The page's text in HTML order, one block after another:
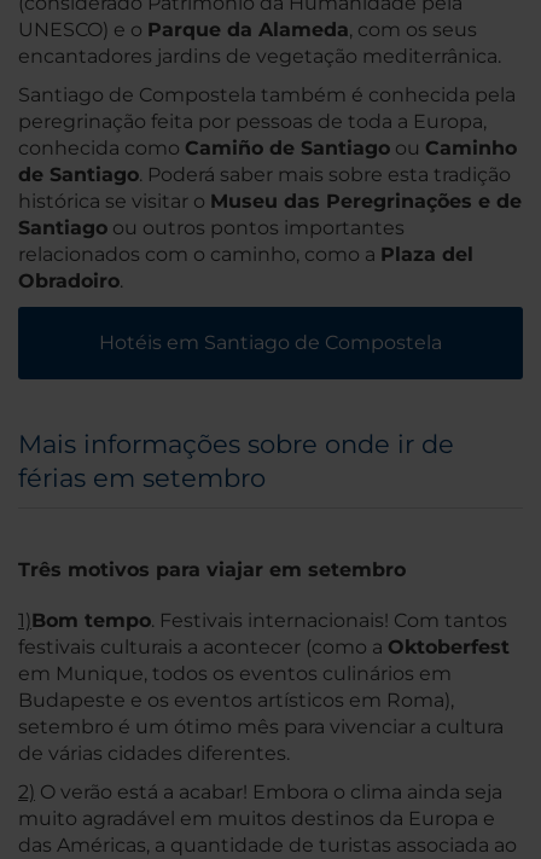
UNESCO) e o Parque da Alameda, com os seus
encantadores jardins de vegetação mediterrânica.
Santiago de Compostela também é conhecida pela
peregrinação feita por pessoas de toda a Europa,
conhecida como Camiño de Santiago ou Caminho
de Santiago. Poderá saber mais sobre esta tradição
histórica se visitar o Museu das Peregrinações e de
Santiago ou outros pontos importantes
relacionados com o caminho, como a Plaza del
Obradoiro.
Hotéis em Santiago de Compostela
Mais informações sobre onde ir de
férias em setembro
Três motivos para viajar em setembro
1)Bom tempo. Festivais internacionais! Com tantos
festivais culturais a acontecer (como a Oktoberfest
em Munique, todos os eventos culinários em
Budapeste e os eventos artísticos em Roma),
setembro é um ótimo mês para vivenciar a cultura
de várias cidades diferentes.
2) O verão está a acabar! Embora o clima ainda seja
muito agradável em muitos destinos da Europa e
das Américas, a quantidade de turistas associada ao